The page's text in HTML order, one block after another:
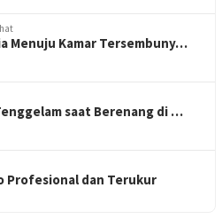
Menuju Kamar Tersembuny…
saat Berenang di …
Profesional dan Terukur